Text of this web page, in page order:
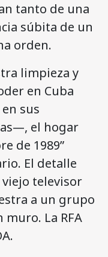
tanto de una
súbita de un
orden.
limpieza y
en Cuba
en sus
el hogar
de 1989”
El detalle
televisor
a un grupo
La RFA